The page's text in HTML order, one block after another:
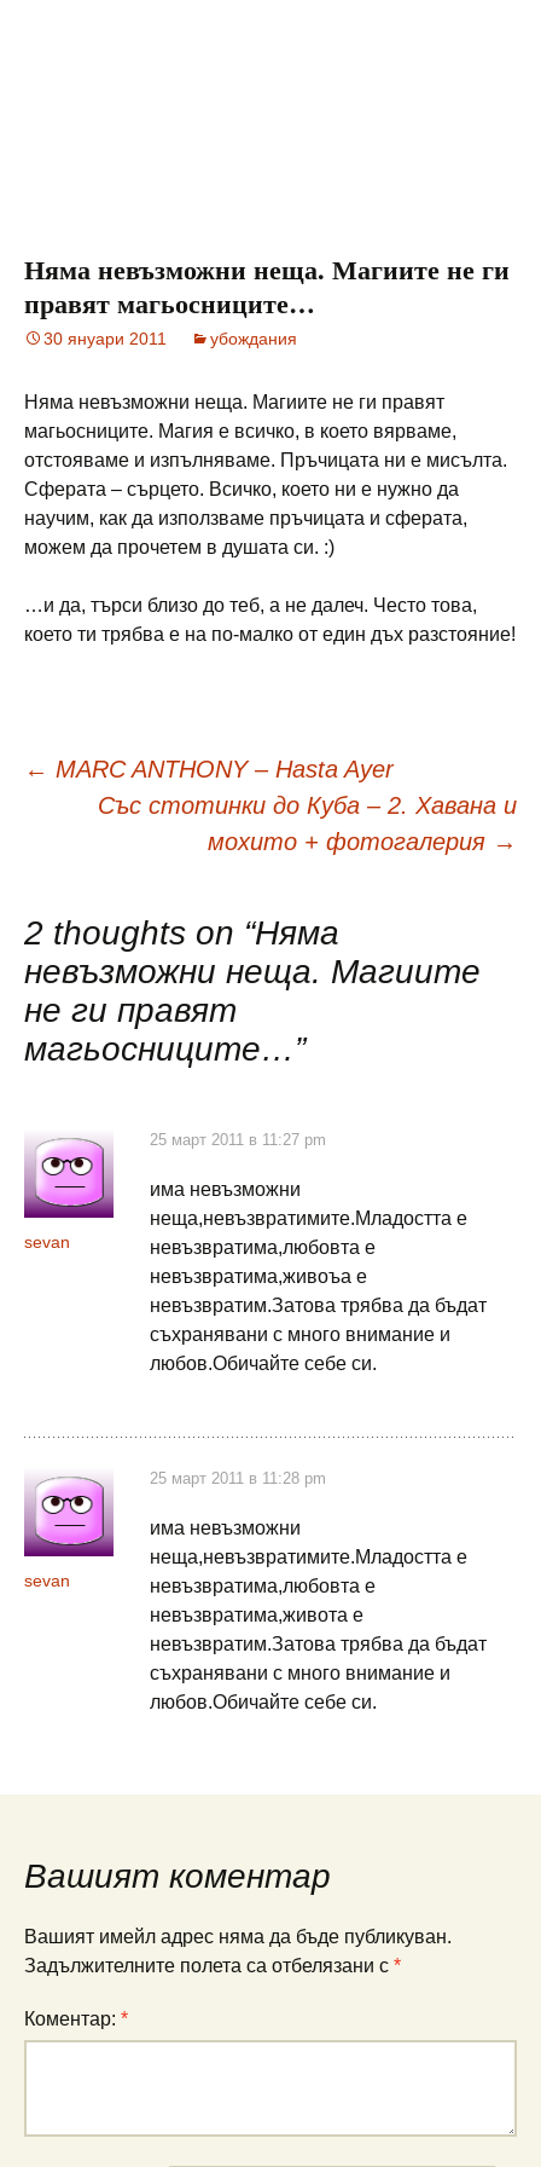
Няма невъзможни неща. Магиите не ги
правят магьосниците…
30 януари 2011 убождания
Няма невъзможни неща. Магиите не ги правят
магьосниците. Магия е всичко, в което вярваме,
отстояваме и изпълняваме. Пръчицата ни е мисълта.
Сферата – сърцето. Всичко, което ни е нужно да
научим, как да използваме пръчицата и сферата,
можем да прочетем в душата си. :)
…и да, търси близо до теб, а не далеч. Често това,
което ти трябва е на по-малко от един дъх разстояние!
Навигация
публикациите
← MARC ANTHONY – Hasta Ayer
Със стотинки до Куба – 2. Хавана и
мохито + фотогалерия →
2 thoughts on “Няма
невъзможни неща. Магиите
не ги правят
магьосниците…”
sevan
25 март 2011 в 11:27 pm
има невъзможни
неща,невъзвратимите.Младостта е
невъзвратима,любовта е
невъзвратима,живоъа е
невъзвратим.Затова трябва да бъдат
съхранявани с много внимание и
любов.Обичайте себе си.
sevan
25 март 2011 в 11:28 pm
има невъзможни
неща,невъзвратимите.Младостта е
невъзвратима,любовта е
невъзвратима,живота е
невъзвратим.Затова трябва да бъдат
съхранявани с много внимание и
любов.Обичайте себе си.
Вашият коментар
Вашият имейл адрес няма да бъде публикуван.
Задължителните полета са отбелязани с *
Коментар: *